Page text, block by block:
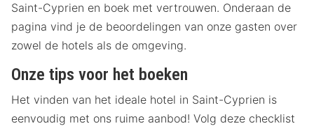
Saint-Cyprien en boek met vertrouwen. Onderaan de
pagina vind je de beoordelingen van onze gasten over
zowel de hotels als de omgeving.
Onze tips voor het boeken
Het vinden van het ideale hotel in Saint-Cyprien is
eenvoudig met ons ruime aanbod! Volg deze checklist